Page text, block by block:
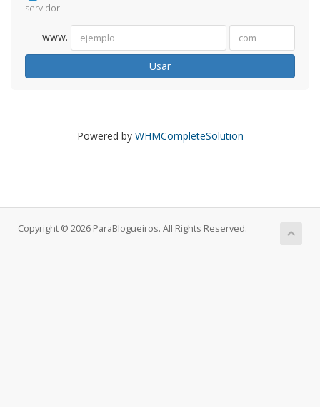
servidor
www.
Usar
Powered by WHMCompleteSolution
Copyright © 2026 ParaBlogueiros. All Rights Reserved.